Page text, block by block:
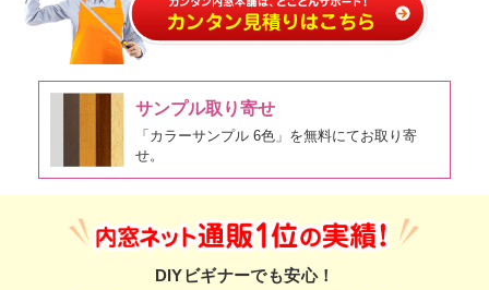
サンプル取り寄せ
「カラーサンプル 6色」を無料にてお取り寄
せ。
DIYビギナーでも安心！